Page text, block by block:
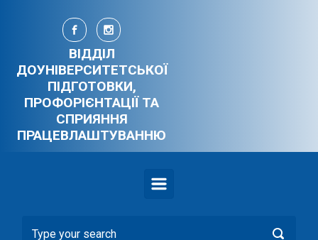
Skip to main content
ВІДДІЛ
ДОУНІВЕРСИТЕТСЬКОЇ
ПІДГОТОВКИ,
ПРОФОРІЄНТАЦІЇ ТА
СПРИЯННЯ
ПРАЦЕВЛАШТУВАННЮ